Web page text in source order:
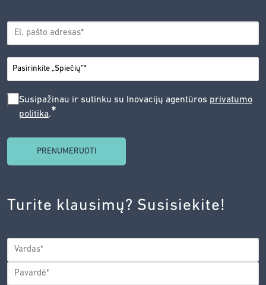
EL.
PAŠTAS*
MIESTAS*
SUSIPAŽINAU
SUTINKU
AGENTŪROS
PRIVATUMO
POLITIKA.*
Susipažinau ir sutinku su Inovacijų agentūros privatumo
politika.*
Turite klausimų? Susisiekite!
VARDAS*
Vardas